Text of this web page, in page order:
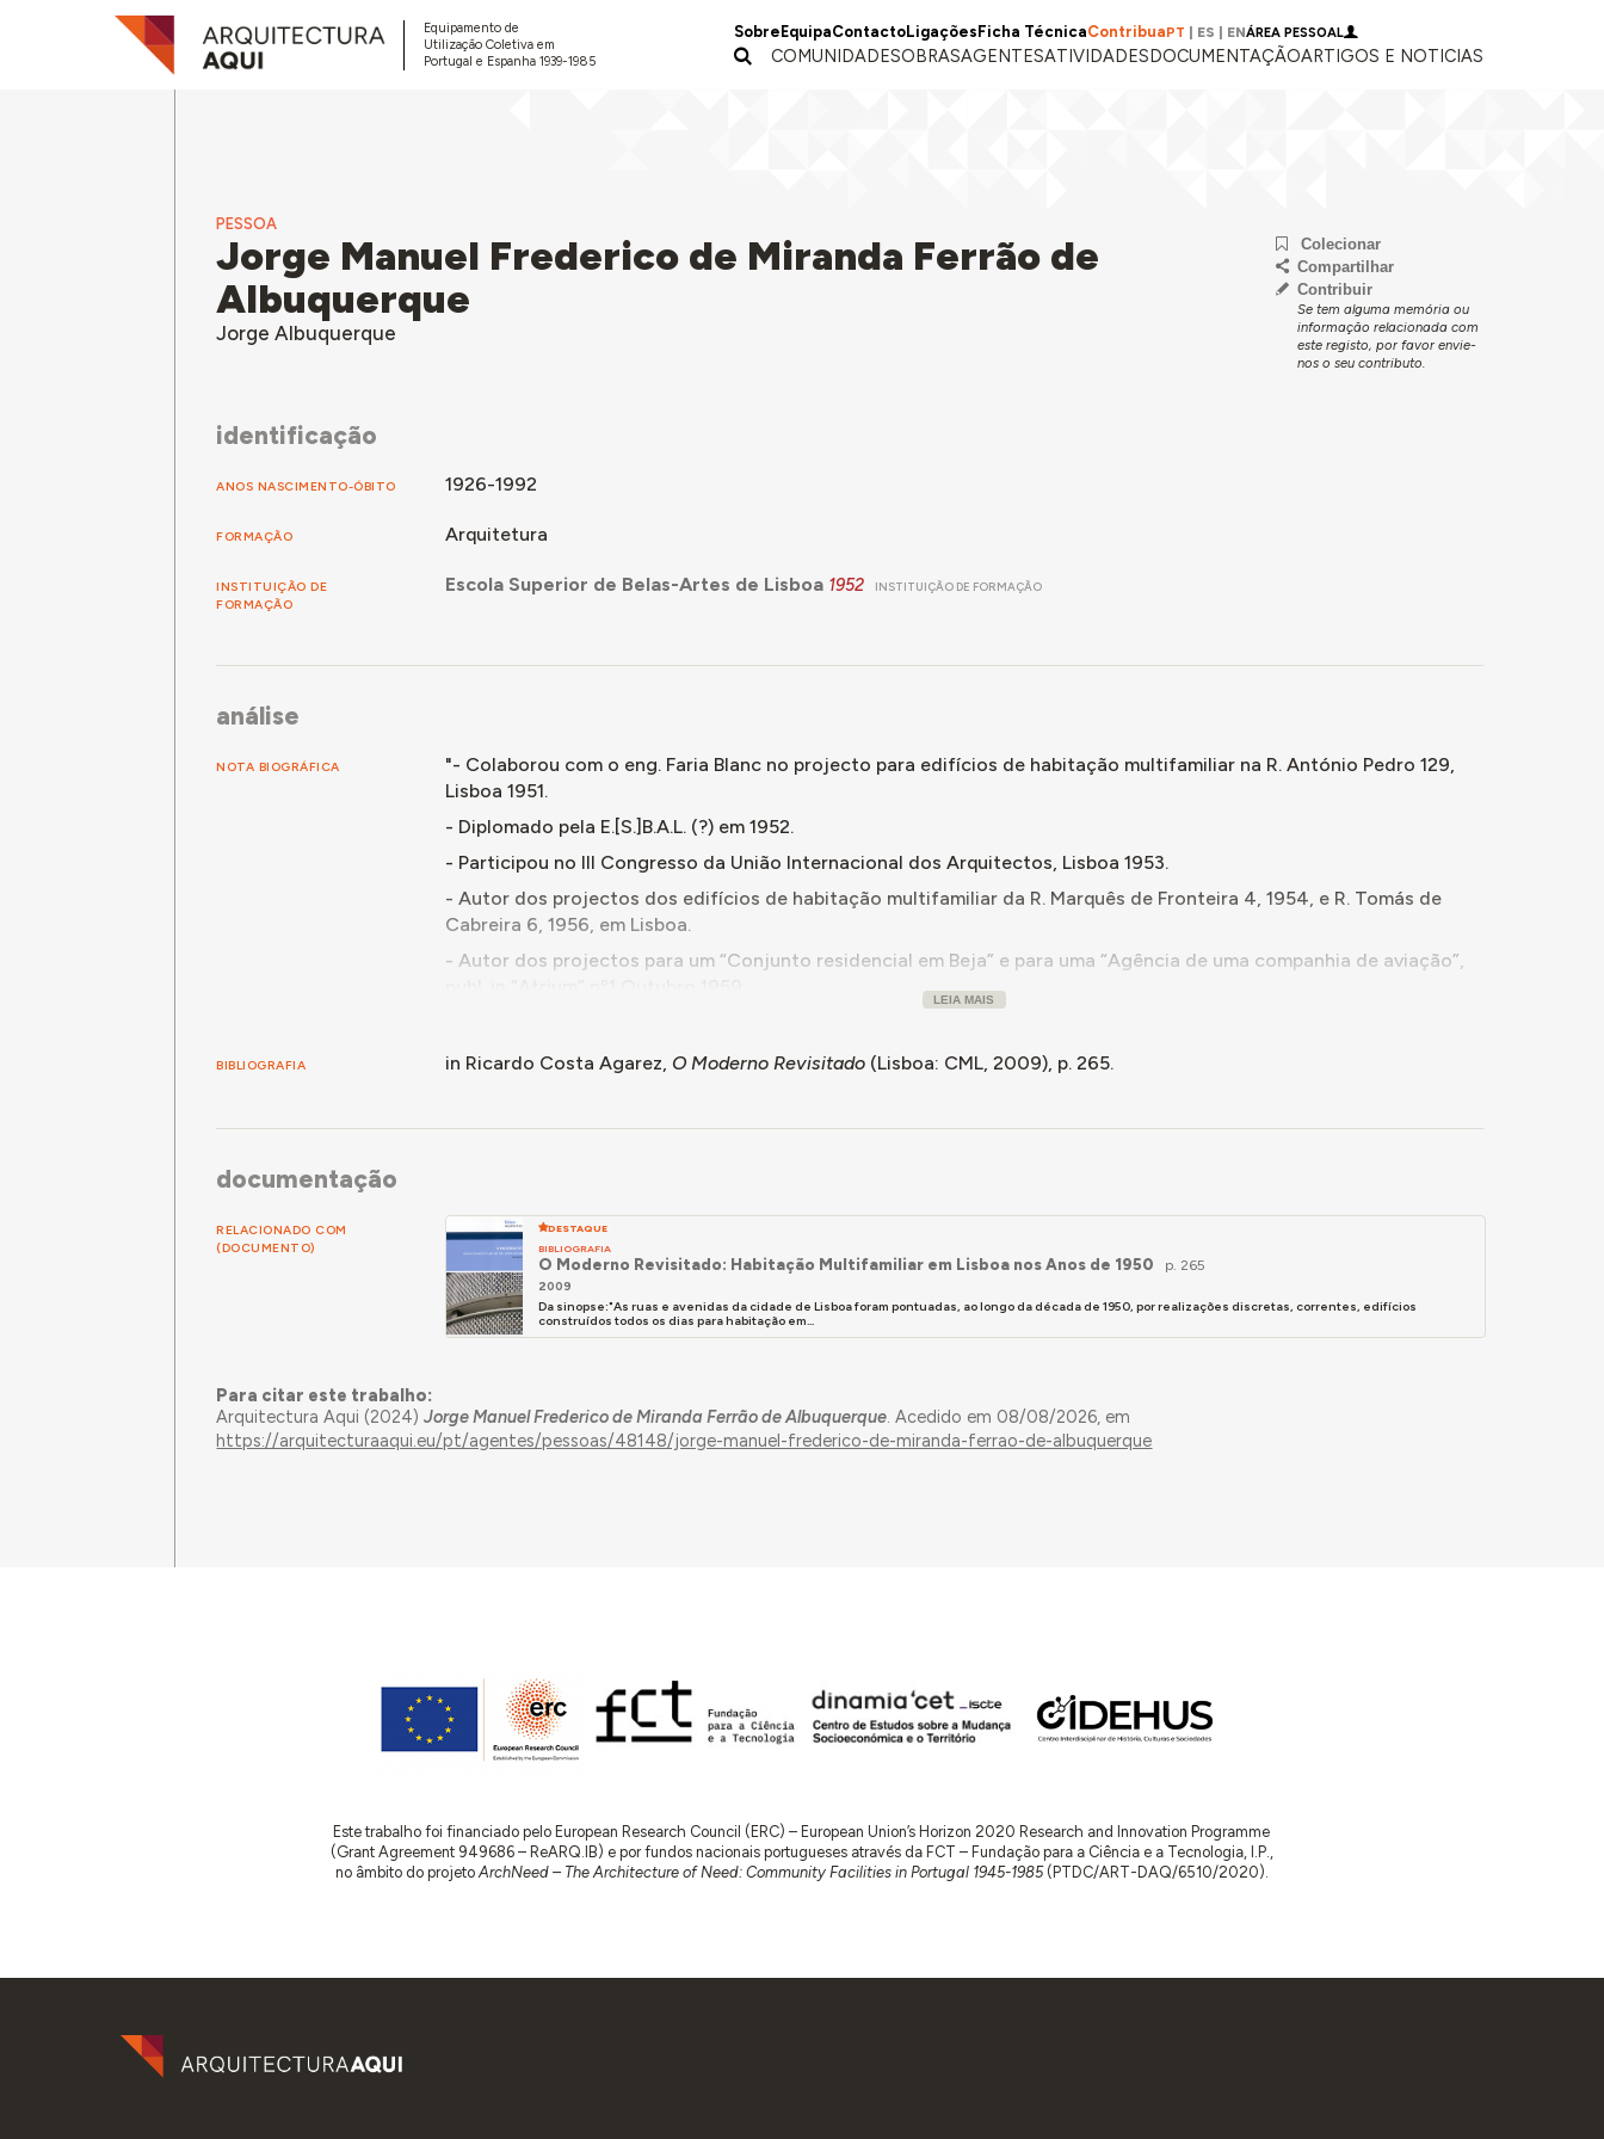
Equipamento de
Utilização Coletiva em
Portugal e Espanha 1939-1985
Sobre EquipaContactoLigações Ficha TécnicaContribuaPT ES ENÁREA PESSOAL
COMUNIDADESOBRASAGENTESATIVIDADESDOCUMENTAÇÃOARTIGOS E NOTICIAS
PESSOA
Jorge Manuel Frederico de Miranda Ferrão de
Albuquerque
Jorge Albuquerque
Colecionar
Compartilhar
Contribuir
Se tem alguma memória ou
informação relacionada com
este registo, por favor envie-
nos o seu contributo.
identificação
ANOS NASCIMENTO-ÓBITO 1926-1992
FORMAÇÃO Arquitetura
INSTITUIÇÃO DE
FORMAÇÃO
Escola Superior de Belas-Artes de Lisboa 1952 INSTITUIÇÃO DE FORMAÇÃO
análise
NOTA BIOGRÁFICA
"- Colaborou com o eng. Faria Blanc no projecto para edifícios de habitação multifamiliar na R. António Pedro 129,
Lisboa 1951.
- Diplomado pela E.[S.]B.A.L. (?) em 1952.
- Participou no III Congresso da União Internacional dos Arquitectos, Lisboa 1953.
- Autor dos projectos dos edifícios de habitação multifamiliar da R. Marquês de Fronteira 4, 1954, e R. Tomás de
Cabreira 6, 1956, em Lisboa.
- Autor dos projectos para um “Conjunto residencial em Beja” e para uma “Agência de uma companhia de aviação”,
LEIA MAIS
BIBLIOGRAFIA in Ricardo Costa Agarez, O Moderno Revisitado(Lisboa: CML, 2009), p. 265.
documentação
RELACIONADO COM
(DOCUMENTO)
DESTAQUE
BIBLIOGRAFIA
O Moderno Revisitado: Habitação Multifamiliar em Lisboa nos Anos de 1950 p. 265
2009
Da sinopse:"As ruas e avenidas da cidade de Lisboa foram pontuadas, ao longo da década de 1950, por realizações discretas, correntes, edifícios
construídos todos os dias para habitação em...
Para citar este trabalho:
Arquitectura Aqui (2024)Jorge Manuel Frederico de Miranda Ferrão de Albuquerque. Acedido em 08/08/2026, em
https://arquitecturaaqui.eu/pt/agentes/pessoas/48148/jorge-manuel-frederico-de-miranda-ferrao-de-albuquerque
Este trabalho foi financiado pelo European Research Council (ERC) – European Union’s Horizon 2020 Research and Innovation Programme
(Grant Agreement 949686 – ReARQ.IB) e por fundos nacionais portugueses através da FCT – Fundação para a Ciência e a Tecnologia, I.P.,
no âmbito do projeto ArchNeed – The Architecture of Need: Community Facilities in Portugal 1945-1985(PTDC/ART-DAQ/6510/2020).